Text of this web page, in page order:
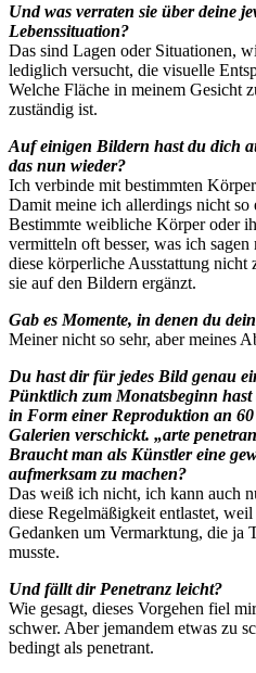
Und was verraten sie über deine
Lebenssituation?
Das sind Lagen oder Situationen,
lediglich versucht, die visuelle
Welche Fläche in meinem Gesicht
zuständig ist.
Auf einigen Bildern hast du dich
das nun wieder?
Ich verbinde mit bestimmten
Damit meine ich allerdings nicht
Bestimmte weibliche Körper oder
vermitteln oft besser, was ich
diese körperliche Ausstattung nicht
sie auf den Bildern ergänzt.
Gab es Momente, in denen du
Meiner nicht so sehr, aber meines
Du hast dir für jedes Bild genau
Pünktlich zum Monatsbeginn
in Form einer Reproduktion an
Galerien verschickt. „arte
Braucht man als Künstler eine
aufmerksam zu machen?
Das weiß ich nicht, ich kann auch
diese Regelmäßigkeit entlastet,
Gedanken um Vermarktung, die ja
musste.
Und fällt dir Penetranz leicht?
Wie gesagt, dieses Vorgehen fiel
schwer. Aber jemandem etwas zu
bedingt als penetrant.